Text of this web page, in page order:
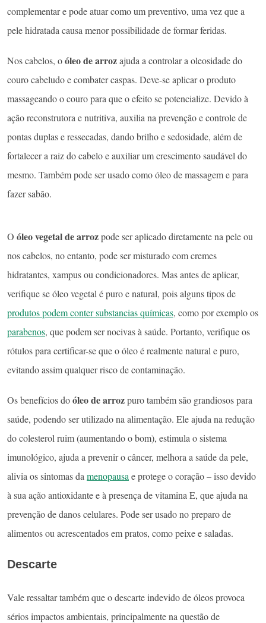
complementar e pode atuar como um preventivo, uma vez que a
pele hidratada causa menor possibilidade de formar feridas.
Nos cabelos, oóleo de arrozajuda a controlar a oleosidade do
couro cabeludo e combater caspas. Deve-se aplicar o produto
massageando o couro para que o efeito se potencialize. Devido à
ação reconstrutora e nutritiva, auxilia na prevenção e controle de
pontas duplas e ressecadas, dando brilho e sedosidade, além de
fortalecer a raiz do cabelo e auxiliar um crescimento saudável do
mesmo. Também pode ser usado como óleo de massagem e para
fazer sabão.
O óleo vegetal de arrozpode ser aplicado diretamente na pele ou
nos cabelos, no entanto, pode ser misturado com cremes
hidratantes, xampus ou condicionadores. Mas antes de aplicar,
verifique se óleo vegetal é puro e natural, pois alguns tipos de
produtos podem conter substancias químicas, como por exemplo os
parabenos, que podem ser nocivas à saúde. Portanto, verifique os
rótulos para certificar-se que o óleo é realmente natural e puro,
evitando assim qualquer risco de contaminação.
Os benefícios doóleo de arrozpuro também são grandiosos para
saúde, podendo ser utilizado na alimentação. Ele ajuda na redução
do colesterol ruim (aumentando o bom), estimula o sistema
imunológico, ajuda a prevenir o câncer, melhora a saúde da pele,
alivia os sintomas damenopausae protege o coração – isso devido
à sua ação antioxidante e à presença de vitamina E, que ajuda na
prevenção de danos celulares. Pode ser usado no preparo de
alimentos ou acrescentados em pratos, como peixe e saladas.
Descarte
Vale ressaltar também que o descarte indevido de óleos provoca
sérios impactos ambientais, principalmente na questão de